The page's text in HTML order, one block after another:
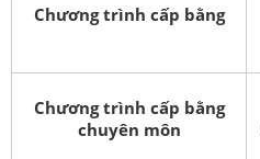
Chương trình cấp bằng
Chương trình cấp bằng
chuyên môn